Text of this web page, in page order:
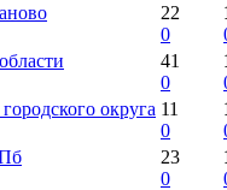
22
0
41
0
округа 11
0
23
0